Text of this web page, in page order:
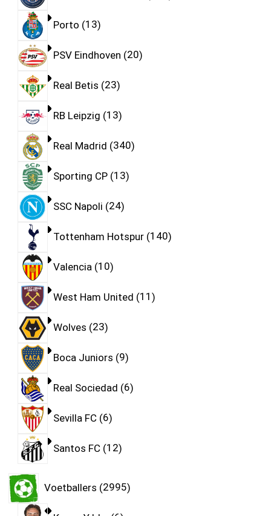
Porto 13
PSV Eindhoven 20
Real Betis 23
RB Leipzig 13
Real Madrid 340
Sporting CP 13
SSC Napoli 24
Tottenham Hotspur 140
Valencia 10
West Ham United 11
Wolves 23
Boca Juniors 9
Real Sociedad 6
Sevilla FC 6
Santos FC 12
Voetballers 2995